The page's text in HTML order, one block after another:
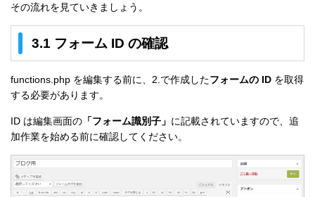
その流れを見ていきましょう。
3.1 フォーム ID の確認
functions.php を編集する前に、2.で作成したフォームの ID を取得
する必要があります。
ID は編集画面の 「フォーム識別子」 に記載されていますので、追
加作業を始める前に確認してください。